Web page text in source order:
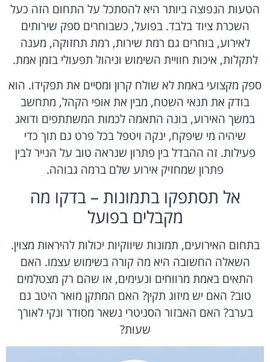
הטעות הנפוצה ביותר היא להסתכל על התחום הזה כעל
השכרת ציוד בלבד. בפועל, כשבוחרים ספק שירותים
לאירוע, בוחרים גם רמת שירות, רמת תחזוקה, מענה
לתקלות, איכות חוויית השימוש וניהול תפעולי בזמן אמת.
ספק מקצועי באמת לא שולח קרון ומסיים את תפקידו. הוא
בודק את תנאי השטח, מבין את אופי הקהל, מתחשב
במשך האירוע, בונה התאמה לכמות המשתתפים ודואג
שיהיה מי שיפקח, ינקה ויטפל בכל פרט גם תוך כדי
פעילות. זה ההבדל בין פתרון שנראה טוב על הנייר לבין
פתרון שמחזיק אירוע שלם ברמה גבוהה.
אל תסתפקו בתמונות – בדקו מה
מקבלים בפועל
בתחום האירועים, תמונות שיווקיות יכולות להיראות מצוין.
השאלה החשובה היא מה קורה בשימוש עצמו. האם
התאים באמת מרווחים ונעימים, או שהם רק מצטלמים
טוב? האם יש מיזוג תקין? האם המתקן מואר היטב גם
בערב? האם האבזור הסניטרי נשאר מסודר ונקי לאורך
שעות?